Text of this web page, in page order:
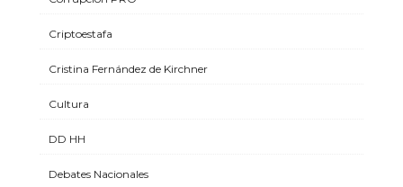
Criptoestafa
Cristina Fernández de Kirchner
Cultura
DD HH
Debates Nacionales